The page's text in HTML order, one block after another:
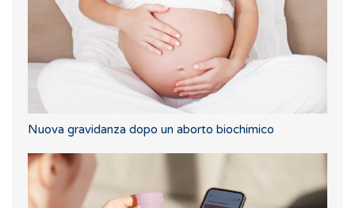
Nuova gravidanza dopo un aborto biochimico